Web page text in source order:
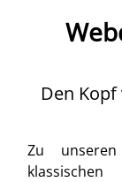
Den
Zu